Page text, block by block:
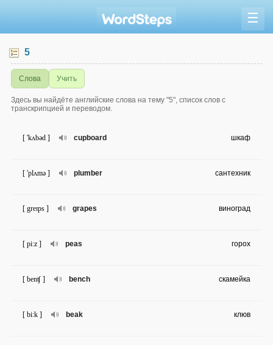
☰
5
Слова Учить
Здесь вы найдёте английские слова на тему "5", список слов с
транскрипцией и переводом.
cupboard
[ 'kʌbəd ] шкаф
plumber
[ 'plʌmə ] сантехник
grapes
[ greɪps ] виноград
peas
[ pi:z ] горох
bench
[ benʧ ] скамейка
beak
[ bi:k ] клюв